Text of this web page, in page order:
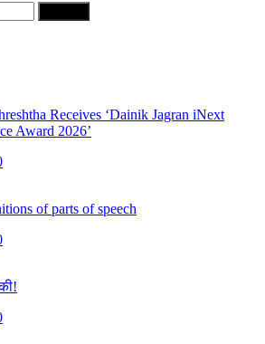
Receives ‘Dainik Jagran iNext
Award 2026’
of parts of speech